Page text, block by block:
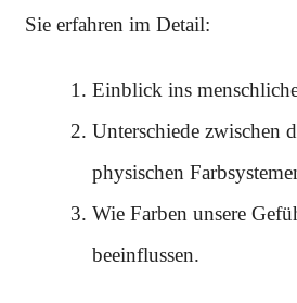
Sie erfahren im Detail:
Einblick ins
Unterschiede zwischen
physischen
Wie Farben unsere
beeinflussen.